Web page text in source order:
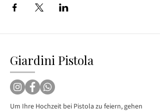
Giardini Pistola
Um Ihre Hochzeit bei Pistola zu feiern, gehen